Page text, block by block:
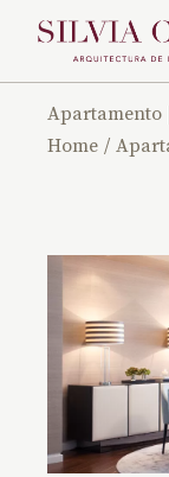
Apartamento
Home